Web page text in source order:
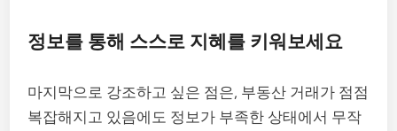
정보를 통해 스스로 지혜를 키워보세요
마지막으로 강조하고 싶은 점은, 부동산 거래가 점점
복잡해지고 있음에도 정보가 부족한 상태에서 무작